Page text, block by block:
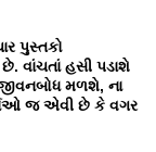
પુસ્તકો
વાંચતાં હસી પડાશે
મળશે, ના
જ એવી છે કે વગર